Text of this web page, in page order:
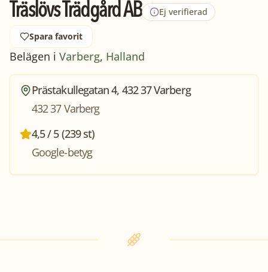
Träslövs Trädgård AB Ej verifierad
Spara favorit
Belägen i Varberg, Halland
Prästakullegatan 4, 432 37 Varberg
432 37 Varberg
4,5 / 5 (239 st)
Google-betyg